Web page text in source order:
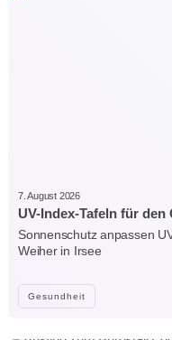
Gesundheit
7. August 2026
UV-Index-Tafeln für
Sonnenschutz anpassen
Weiher in Irsee